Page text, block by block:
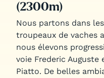
(2300m)
Nous partons dans
troupeaux de vaches
nous élevons
voie Frederic Auguste
Piatto. De belles